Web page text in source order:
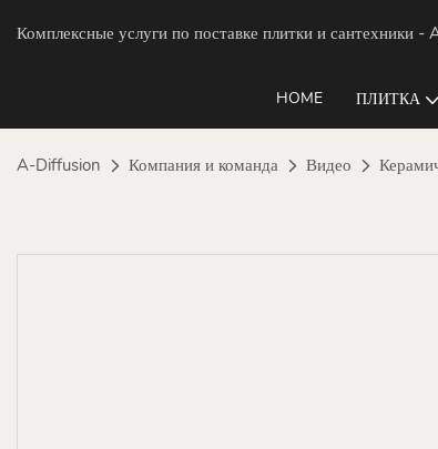
Комплексные услуги по поставке плитки и сантехники -
HOME ПЛИТКА
A-Diffusion Компания и команда Видео